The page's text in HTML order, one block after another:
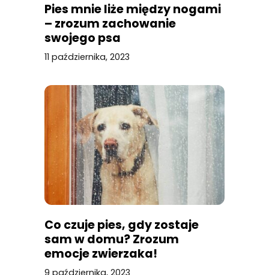
Pies mnie liże między nogami
– zrozum zachowanie
swojego psa
11 października, 2023
Co czuje pies, gdy zostaje
sam w domu? Zrozum
emocje zwierzaka!
9 października, 2023